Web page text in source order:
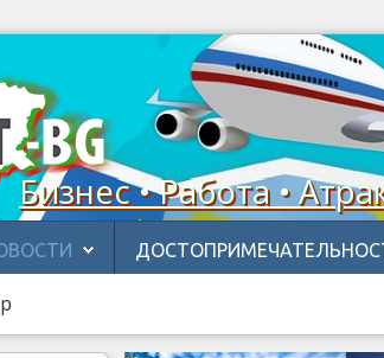
Бизнес • Работа •